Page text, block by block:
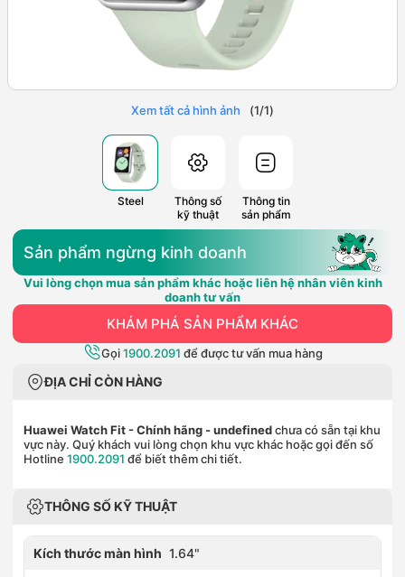
Xem tất cả hình ảnh (1/1)
Steel
Thông số
kỹ thuật
Thông tin
sản phẩm
Sản phẩm ngừng kinh doanh
Vui lòng chọn mua sản phẩm khác hoặc liên hệ nhân viên kinh
doanh tư vấn
KHÁM PHÁ SẢN PHẨM KHÁC
Gọi1900.2091 để được tư vấn mua hàng
ĐỊA CHỈ CÒN HÀNG
Huawei Watch Fit - Chính hãng - undefinedchưa có sẵn tại khu
vực này. Quý khách vui lòng chọn khu vực khác hoặc gọi đến số
Hotline 1900.2091 để biết thêm chi tiết.
THÔNG SỐ KỸ THUẬT
Kích thước màn hình 1.64"